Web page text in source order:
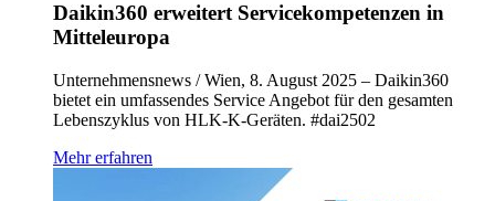
Daikin360 erweitert Servicekompetenzen in
Mitteleuropa
Unternehmensnews / Wien, 8. August 2025 – Daikin360
bietet ein umfassendes Service Angebot für den gesamten
Lebenszyklus von HLK-K-Geräten. #dai2502
Mehr erfahren